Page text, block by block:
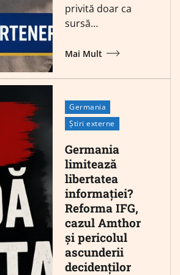
privită doar ca
sursă…
Mai Mult
Germania
Știri externe
Germania
limitează
libertatea
informației?
Reforma IFG,
cazul Amthor
și pericolul
ascunderii
decidenților